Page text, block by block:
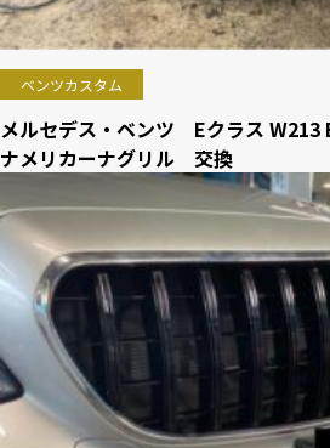
ベンツカスタム
メルセデス・ベンツ Eクラス
ナメリカーナグリル 交換